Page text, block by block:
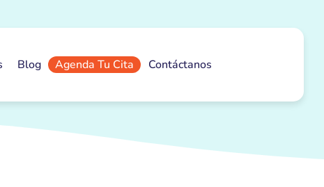
Blog Agenda Tu Cita Contáctanos